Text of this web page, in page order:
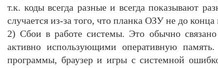
т.к. коды всегда разные и всегда показывают
случается из-за того, что планка ОЗУ не до конца
2) Сбои в работе системы. Это обычно
активно использующими оперативную
программы, браузер и игры с системной